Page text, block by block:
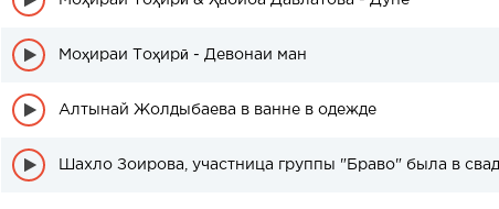
Моҳираи Тоҳирӣ - Девонаи ман
Алтынай Жолдыбаева в ванне в одежде
Шахло Зоирова, участница группы "Браво" была в